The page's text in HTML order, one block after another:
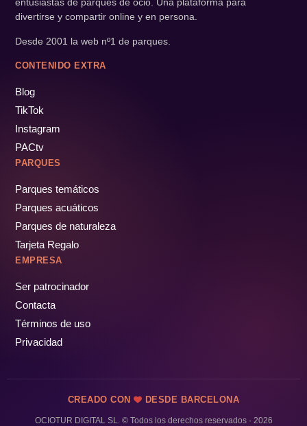
divertirse y compartir online y en persona.
Desde 2001 la web nº1 de parques.
CONTENIDO EXTRA
Blog
TikTok
Instagram
PACtv
PARQUES
Parques temáticos
Parques acuáticos
Parques de naturaleza
Tarjeta Regalo
EMPRESA
Ser patrocinador
Contacta
Términos de uso
Privacidad
CREADO CON DESDE BARCELONA
OCIOTUR DIGITAL SL. © Todos los derechos reservados · 2026